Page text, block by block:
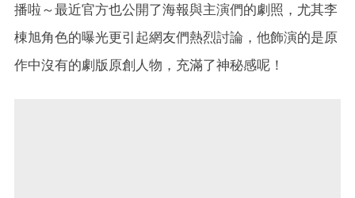
播啦～最近官方也公開了海報與主演們的劇照，尤其李
棟旭角色的曝光更引起網友們熱烈討論，他飾演的是原
作中沒有的劇版原創人物，充滿了神秘感呢！